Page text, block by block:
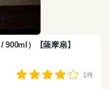
900ml）【薩摩扇】
1件